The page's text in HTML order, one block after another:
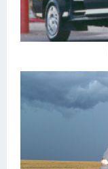
Хендай
Лимузины
Автобусы
Хонда